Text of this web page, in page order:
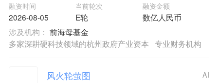
融资时间
2026-08-05
当前轮次
E轮
融资金额
数亿人民币
涉及机构： 前海母基金
多家深耕硬科技领域的杭州政府产业资本 专业财务机构
风火轮萤图 AI